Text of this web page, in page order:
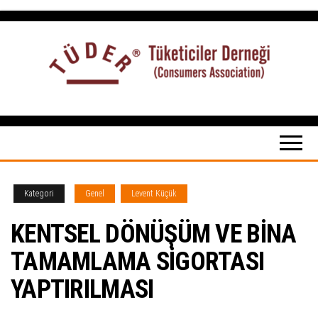
İçeriğe
Tüketiciler
tuketicilerdernegi.org.tr
Kategori Genel Levent Küçük
KENTSEL DÖNÜŞÜM VE BİNA
TAMAMLAMA SİGORTASI
YAPTIRILMASI